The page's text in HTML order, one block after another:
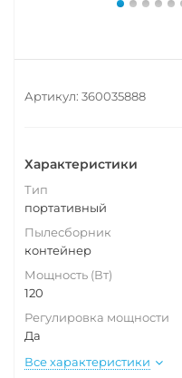
Артикул: 360035888
Характеристики
Тип
портативный
Пылесборник
контейнер
Мощность (Вт)
120
Регулировка мощности
Да
Все характеристики